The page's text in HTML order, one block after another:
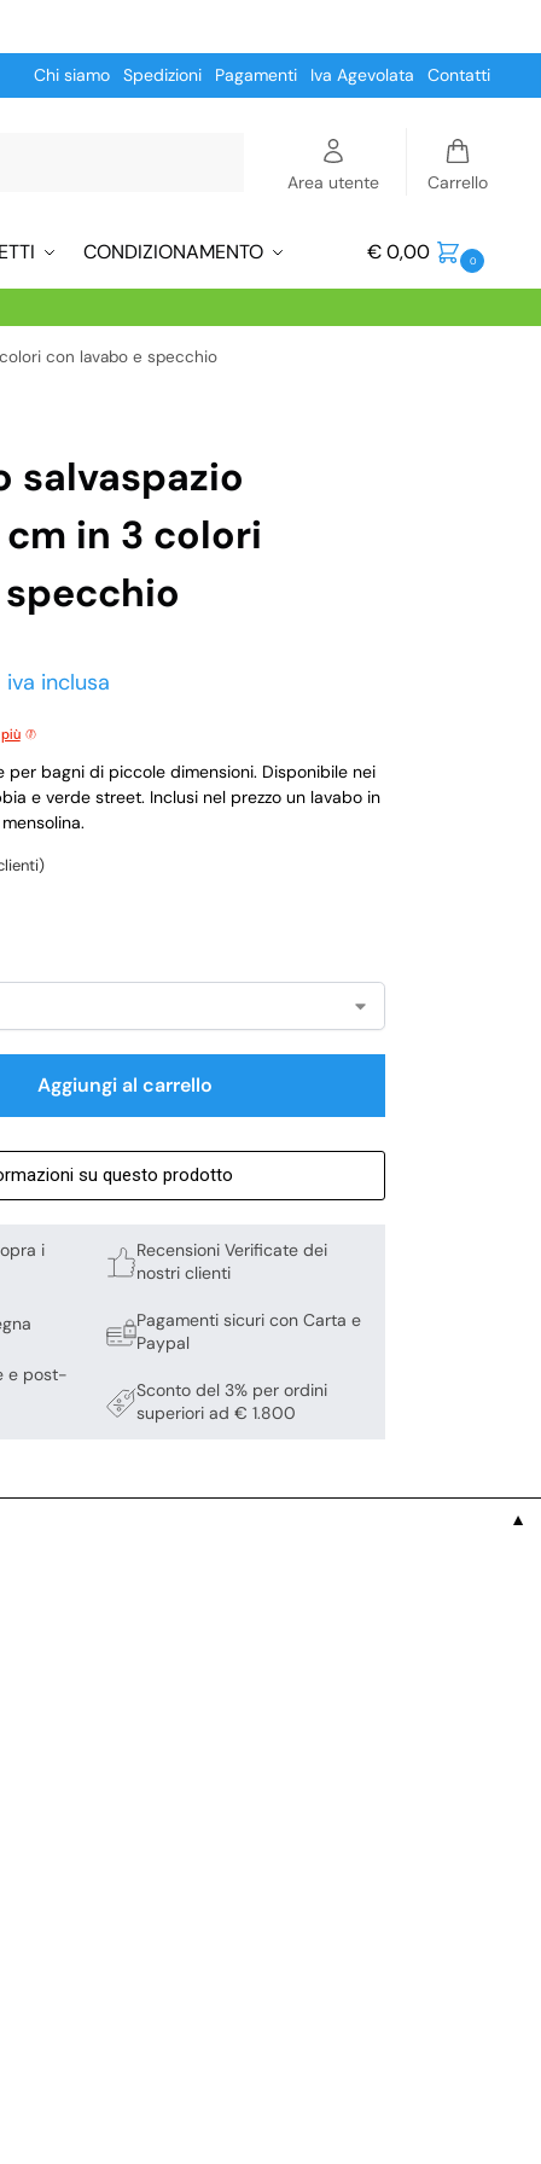
Chi siamo Spedizioni Pagamenti Iva Agevolata Contatti
Area utente Carrello
CONDIZIONAMENTO €0,00 0
con lavabo e specchio
salvaspazio
in 3 colori
iva inclusa
bagni di piccole dimensioni. Disponibile nei
e verde street. Inclusi nel prezzo un lavabo in
Aggiungi al carrello
su questo prodotto
i
e post-
Recensioni Verificate dei
nostri clienti
Pagamenti sicuri con Carta e
Paypal
Sconto del 3% per ordini
superiori ad € 1.800
▼